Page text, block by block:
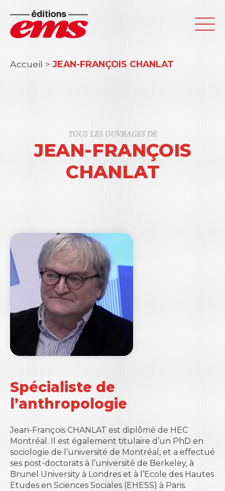
Accueil >JEAN-FRANÇOIS CHANLAT
TOUS LES OUVRAGES DE
JEAN-FRANÇOIS
CHANLAT
Spécialiste de
l’anthropologie
Jean-François CHANLAT est diplômé de HEC
Montréal. Il est également titulaire d’un PhD en
sociologie de l’université de Montréal, et a effectué
ses post-doctorats à l’université de Berkeley, à
Brunel University à Londres et à l’Ecole des Hautes
Etudes en Sciences Sociales (EHESS) à Paris.